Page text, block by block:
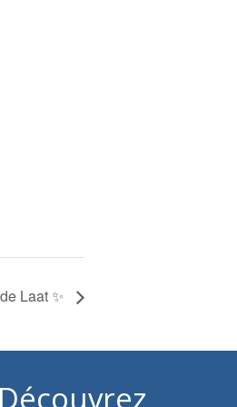
Laat ✨
Découvrez